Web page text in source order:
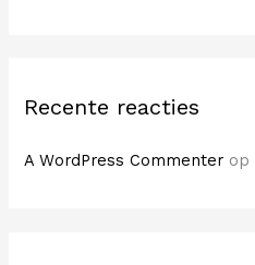
Recente reacties
A WordPress Commenter op